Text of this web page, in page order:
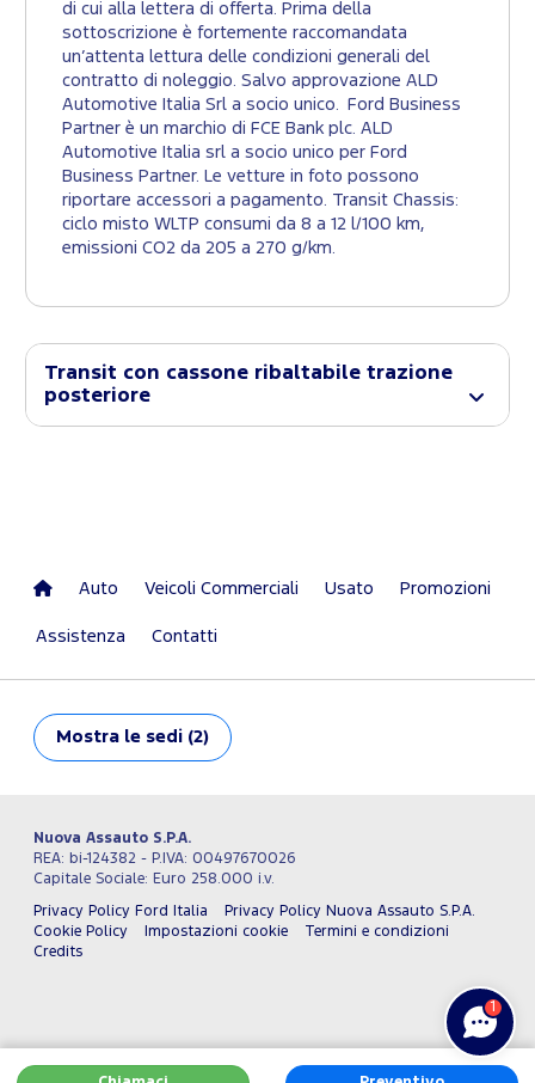
di cui alla lettera di offerta. Prima della
sottoscrizione è fortemente raccomandata
un’attenta lettura delle condizioni generali del
contratto di noleggio. Salvo approvazione ALD
Automotive Italia Srl a socio unico. Ford Business
Partner è un marchio di FCE Bank plc. ALD
Automotive Italia srl a socio unico per Ford
Business Partner. Le vetture in foto possono
riportare accessori a pagamento. Transit Chassis:
ciclo misto WLTP consumi da 8 a 12 l/100 km,
emissioni CO2 da 205 a 270 g/km.
Transit con cassone ribaltabile trazione
posteriore
Auto Veicoli Commerciali Usato Promozioni
Assistenza Contatti
Mostra le sedi (2)
Nuova Assauto S.P.A.
REA: bi-124382 - P.IVA: 00497670026
Capitale Sociale: Euro 258.000 i.v.
Privacy Policy Ford Italia
Privacy Policy Nuova Assauto S.P.A.
Cookie Policy
Impostazioni cookie
Termini e condizioni
Credits